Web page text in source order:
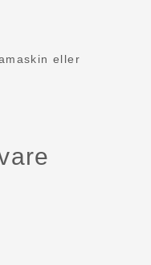
eller